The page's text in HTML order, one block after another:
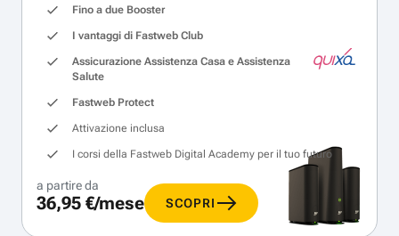
Fino a due Booster
I vantaggi di Fastweb Club
Assicurazione Assistenza Casa e Assistenza
Salute
Fastweb Protect
Attivazione inclusa
I corsi della Fastweb Digital Academy per il tuo futuro
a partire da
36,95 €/mese SCOPRI